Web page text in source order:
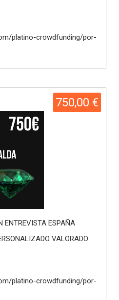
platino-crowdfunding/por-
750,00 €
ENTREVISTA ESPAÑA
VALORADO
platino-crowdfunding/por-